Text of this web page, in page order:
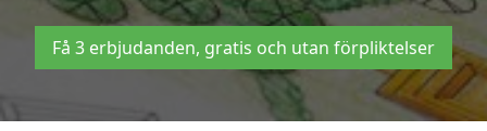
Få 3 erbjudanden, gratis och utan förpliktelser